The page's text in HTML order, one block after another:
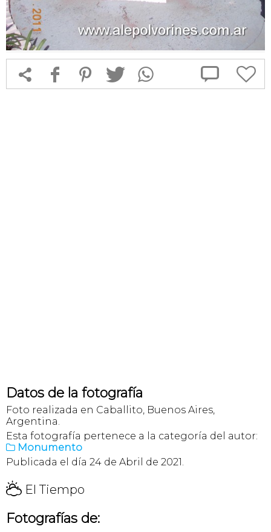
 f 1 T  
Datos de la fotografía
Foto realizada en Caballito, Buenos Aires,
Argentina.
Esta fotografía pertenece a la categoría del autor:
 Monumento
Publicada el día 24 de Abril de 2021.
H El Tiempo
Fotografías de: